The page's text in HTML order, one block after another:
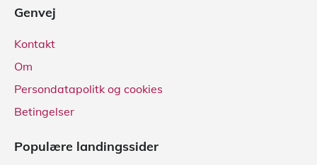
Genvej
Kontakt
Om
Persondatapolitk og cookies
Betingelser
Populære landingssider